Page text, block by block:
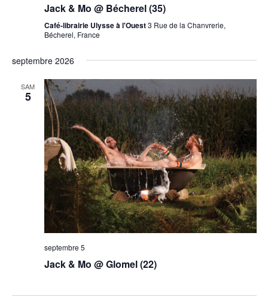
Jack & Mo @ Bécherel (35)
Café-librairie Ulysse à l'Ouest3 Rue de la Chanvrerie,
Bécherel, France
septembre 2026
SAM
5
septembre 5
Jack & Mo @ Glomel (22)